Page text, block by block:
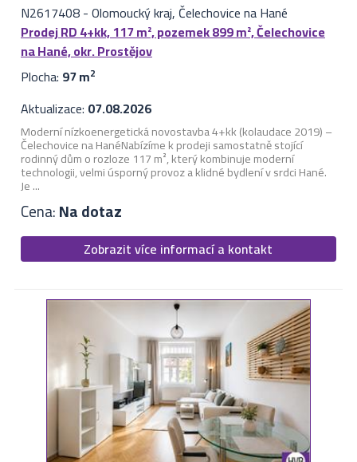
N2617408-Olomoucký kraj, Čelechovice na Hané
Prodej RD 4+kk, 117 m², pozemek 899 m², Čelechovice
na Hané, okr. Prostějov
Plocha: 97 m2
Aktualizace: 07.08.2026
Moderní nízkoenergetická novostavba 4+kk (kolaudace 2019) –
Čelechovice na Hané ​Nabízíme k prodeji samostatně stojící
rodinný dům o rozloze 117 m², který kombinuje moderní
technologii, velmi úsporný provoz a klidné bydlení v srdci Hané.
Je ...
Cena:Na dotaz
Zobrazit více informací a kontakt